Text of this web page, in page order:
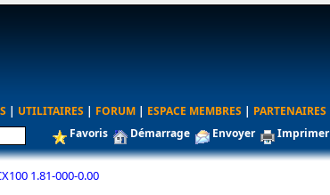
| UTILITAIRES | FORUM | ESPACE MEMBRES | PARTENAIRES
Favoris Démarrage Envoyer Imprimer
1.81-000-0.00